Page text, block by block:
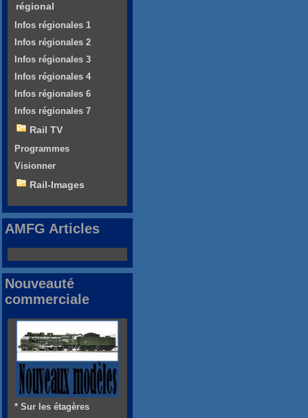
régional
Infos régionales 1
Infos régionales 2
Infos régionales 3
Infos régionales 4
Infos régionales 6
Infos régionales 7
Rail TV
Programmes
Visionner
Rail-Images
AMFG Articles
Nouveauté
commerciale
* Sur les étagères